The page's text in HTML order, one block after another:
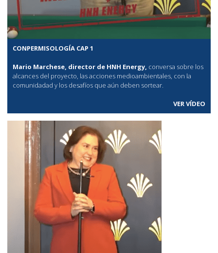
CONPERMISOLOGÍA CAP 1
Mario Marchese, director de HNH Energy, conversa sobre los
alcances del proyecto, las acciones medioambientales, con la
comunidadad y los desafíos que aún deben sortear.
VER VÍDEO